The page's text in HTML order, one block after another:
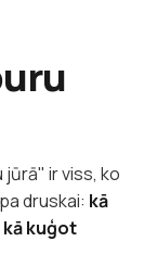
ir viss, ko
druskai: kā
kuģot